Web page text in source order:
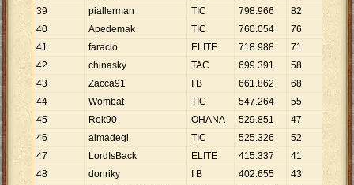
39
piallerman TIC 798.966 82
40
Apedemak TIC 760.054 76 10
41
faracio ELITE 718.988 71
42
chinasky TAC 699.391 58
43
Zacca91 I B 661.862 68
44
Wombat TIC 547.264 55
45
Rok90 OHANA 529.851 47
46
almadegi TIC 525.326 52 10
47
LordIsBack ELITE 415.337 41
48
donriky I B 402.655 43 9